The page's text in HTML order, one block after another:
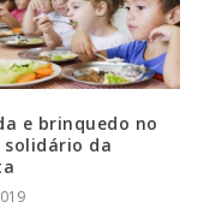
e brinquedo no
da